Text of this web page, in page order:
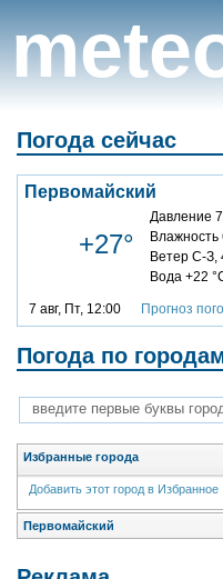
Погода сейчас
Первомайский
+27°
Давление
Влажность
Ветер С-З,
Вода +22
7 авг, Пт, 12:00 Прогноз
Погода по
Избранные города
Добавить этот город в Избранное
Первомайский